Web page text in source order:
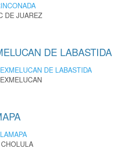
DE JUAREZ
DE LABASTIDA
DE LABASTIDA